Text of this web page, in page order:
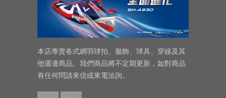
本店專賣各式網羽球拍、服飾、球具、穿線及其
他週邊商品。我們商品將不定期更新，如對商品
有任何問請來信或來電洽詢。